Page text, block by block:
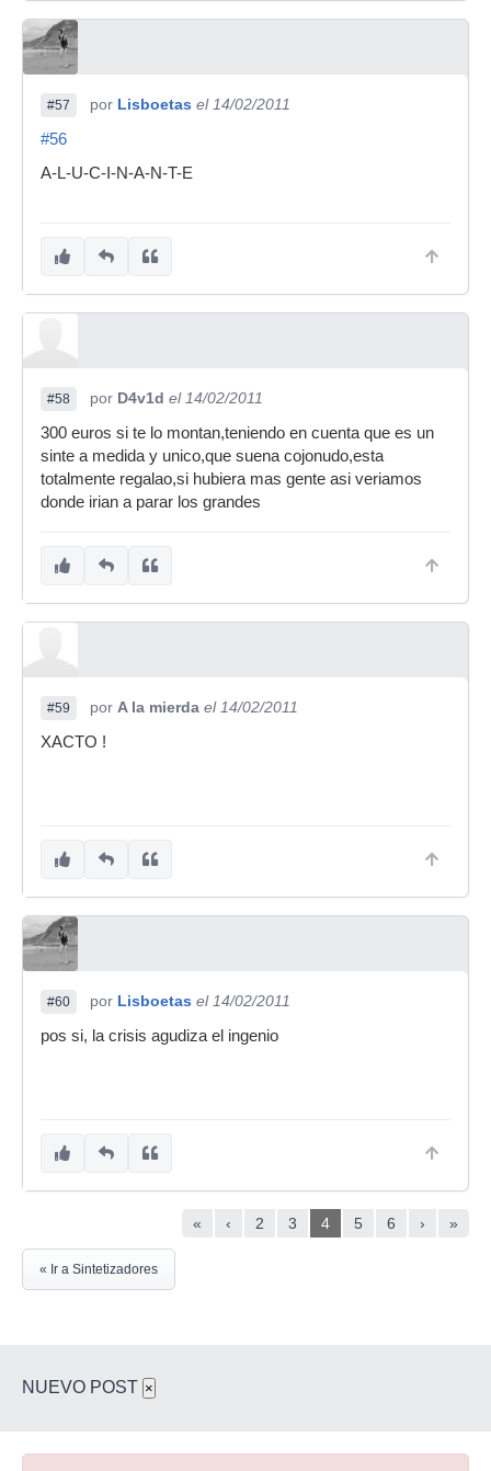
#57 por Lisboetas el 14/02/2011
#56
A-L-U-C-I-N-A-N-T-E
#58 por D4v1d el 14/02/2011
300 euros si te lo montan,teniendo en cuenta que es un
sinte a medida y unico,que suena cojonudo,esta
totalmente regalao,si hubiera mas gente asi veriamos
donde irian a parar los grandes
#59 por A la mierda el 14/02/2011
XACTO !
#60 por Lisboetas el 14/02/2011
pos si, la crisis agudiza el ingenio
« ‹ 2 3 4 5 6 › »
« Ir a Sintetizadores
NUEVO POST ×